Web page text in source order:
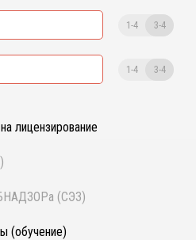
1-4 3-4
1-4 3-4
лицензирование
(СЭЗ)
(обучение)